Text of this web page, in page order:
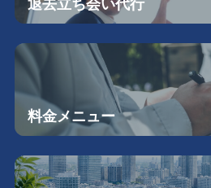
退去立ち会い代行
料金メニュー